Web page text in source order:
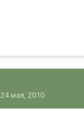
24 мая, 2010